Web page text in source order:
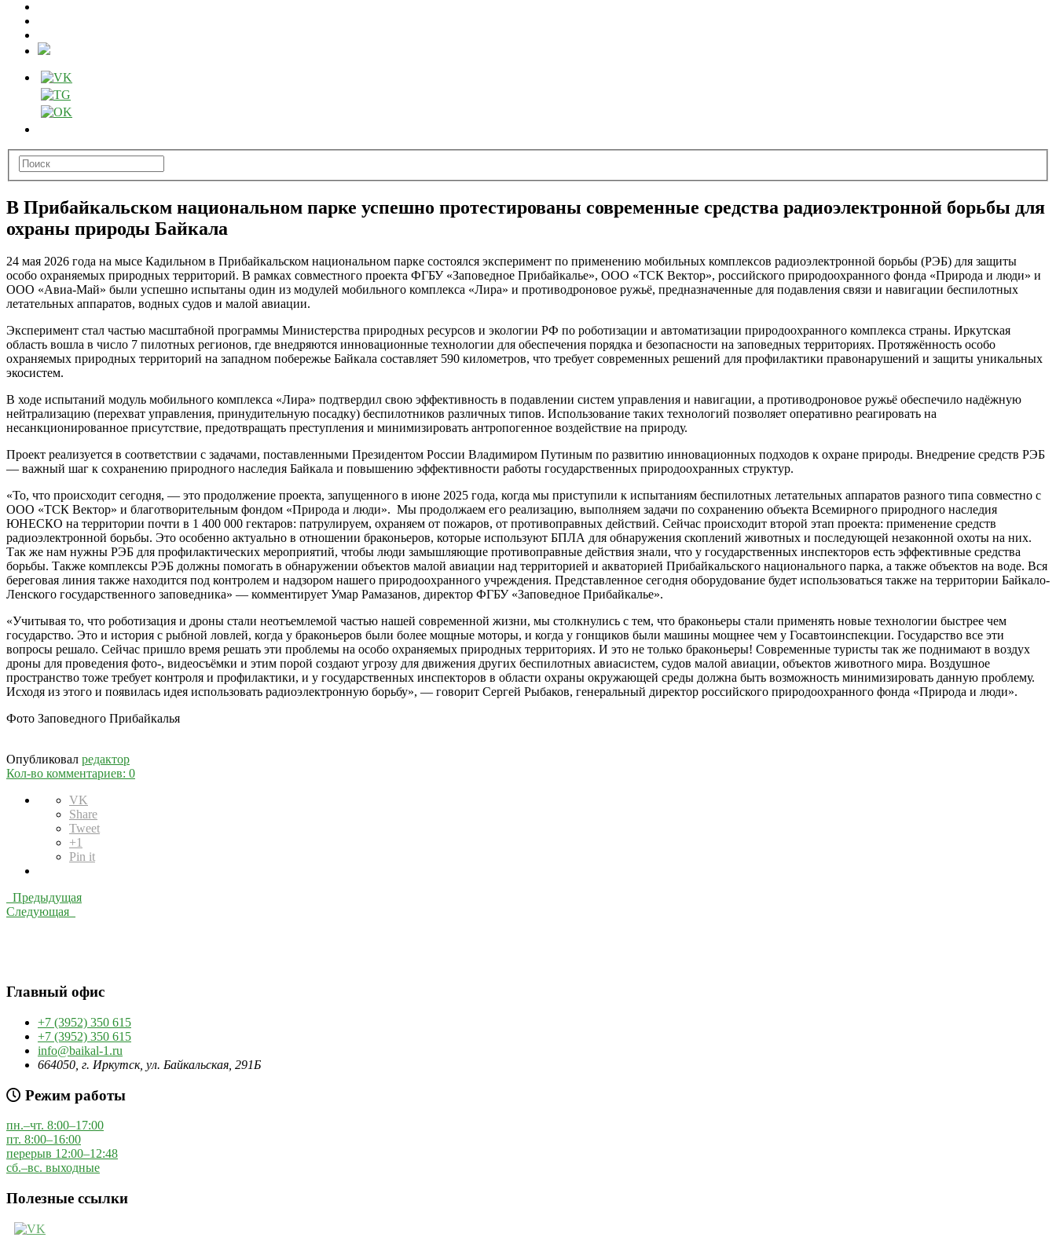
В Прибайкальском национальном парке успешно протестированы современные средства радиоэлектронной борьбы для
охраны природы Байкала
24 мая 2026 года на мысе Кадильном в Прибайкальском национальном парке состоялся эксперимент по применению мобильных комплексов радиоэлектронной борьбы (РЭБ) для защиты
особо охраняемых природных территорий. В рамках совместного проекта ФГБУ «Заповедное Прибайкалье», ООО «ТСК Вектор», российского природоохранного фонда «Природа и люди» и
ООО «Авиа-Май» были успешно испытаны один из модулей мобильного комплекса «Лира» и противодроновое ружьё, предназначенные для подавления связи и навигации беспилотных
летательных аппаратов, водных судов и малой авиации.
Эксперимент стал частью масштабной программы Министерства природных ресурсов и экологии РФ по роботизации и автоматизации природоохранного комплекса страны. Иркутская
область вошла в число 7 пилотных регионов, где внедряются инновационные технологии для обеспечения порядка и безопасности на заповедных территориях. Протяжённость особо
охраняемых природных территорий на западном побережье Байкала составляет 590 километров, что требует современных решений для профилактики правонарушений и защиты уникальных
экосистем.
В ходе испытаний модуль мобильного комплекса «Лира» подтвердил свою эффективность в подавлении систем управления и навигации, а противодроновое ружьё обеспечило надёжную
нейтрализацию (перехват управления, принудительную посадку) беспилотников различных типов. Использование таких технологий позволяет оперативно реагировать на
несанкционированное присутствие, предотвращать преступления и минимизировать антропогенное воздействие на природу.
Проект реализуется в соответствии с задачами, поставленными Президентом России Владимиром Путиным по развитию инновационных подходов к охране природы. Внедрение средств РЭБ
— важный шаг к сохранению природного наследия Байкала и повышению эффективности работы государственных природоохранных структур.
«То, что происходит сегодня, — это продолжение проекта, запущенного в июне 2025 года, когда мы приступили к испытаниям беспилотных летательных аппаратов разного типа совместно с
ООО «ТСК Вектор» и благотворительным фондом «Природа и люди». Мы продолжаем его реализацию, выполняем задачи по сохранению объекта Всемирного природного наследия
ЮНЕСКО на территории почти в 1 400 000 гектаров: патрулируем, охраняем от пожаров, от противоправных действий. Сейчас происходит второй этап проекта: применение средств
радиоэлектронной борьбы. Это особенно актуально в отношении браконьеров, которые используют БПЛА для обнаружения скоплений животных и последующей незаконной охоты на них.
Так же нам нужны РЭБ для профилактических мероприятий, чтобы люди замышляющие противоправные действия знали, что у государственных инспекторов есть эффективные средства
борьбы. Также комплексы РЭБ должны помогать в обнаружении объектов малой авиации над территорией и акваторией Прибайкальского национального парка, а также объектов на воде. Вся
береговая линия также находится под контролем и надзором нашего природоохранного учреждения. Представленное сегодня оборудование будет использоваться также на территории Байкало-
Ленского государственного заповедника» — комментирует Умар Рамазанов, директор ФГБУ «Заповедное Прибайкалье».
«Учитывая то, что роботизация и дроны стали неотъемлемой частью нашей современной жизни, мы столкнулись с тем, что браконьеры стали применять новые технологии быстрее чем
государство. Это и история с рыбной ловлей, когда у браконьеров были более мощные моторы, и когда у гонщиков были машины мощнее чем у Госавтоинспекции. Государство все эти
вопросы решало. Сейчас пришло время решать эти проблемы на особо охраняемых природных территориях. И это не только браконьеры! Современные туристы так же поднимают в воздух
дроны для проведения фото-, видеосъёмки и этим порой создают угрозу для движения других беспилотных авиасистем, судов малой авиации, объектов животного мира. Воздушное
пространство тоже требует контроля и профилактики, и у государственных инспекторов в области охраны окружающей среды должна быть возможность минимизировать данную проблему.
Исходя из этого и появилась идея использовать радиоэлектронную борьбу», — говорит Сергей Рыбаков, генеральный директор российского природоохранного фонда «Природа и люди».
Фото Заповедного Прибайкалья
Опубликовал редактор
Кол-во комментариев: 0
VK
Share
Tweet
+1
Pin it
Предыдущая
Следующая
Главный офис
+7 (3952) 350 615
+7 (3952) 350 615
info@baikal-1.ru
664050, г. Иркутск, ул. Байкальская, 291Б
Режим работы
пн.–чт. 8:00–17:00
пт. 8:00–16:00
перерыв 12:00–12:48
сб.–вс. выходные
Полезные ссылки